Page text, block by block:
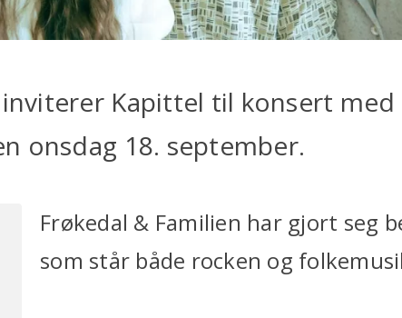
Kapittel til konsert med
onsdag 18. september.
Frøkedal & Familien har gjort seg
som står både rocken og